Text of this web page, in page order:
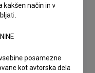
kakšen način in v
posamezne
kot avtorska dela